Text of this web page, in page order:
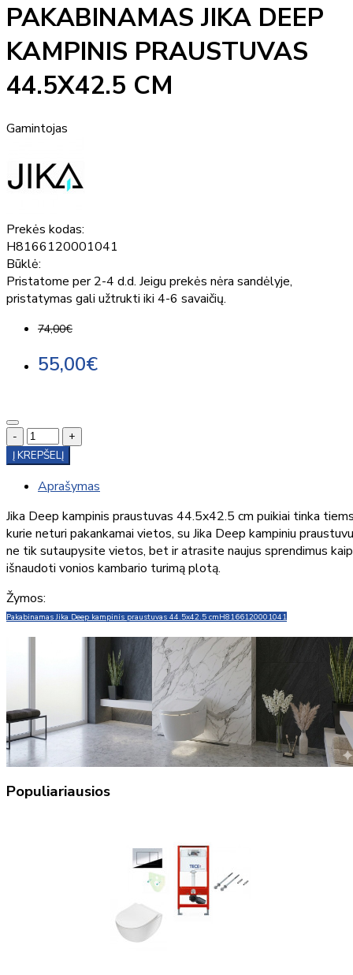
PAKABINAMAS JIKA DEEP
KAMPINIS PRAUSTUVAS
44.5X42.5 CM
Gamintojas
Prekės kodas:
H8166120001041
Būklė:
Pristatome per 2-4 d.d. Jeigu prekės nėra sandėlyje,
pristatymas gali užtrukti iki 4-6 savaičių.
74,00€
55,00€
-
+
Į KREPŠELĮ
Aprašymas
Jika Deep kampinis praustuvas 44.5x42.5 cm puikiai tinka
kurie neturi pakankamai vietos, su Jika Deep kampiniu praustuvu
ne tik sutaupysite vietos, bet ir atrasite naujus sprendimus kaip
išnaudoti vonios kambario turimą plotą.
Žymos:
Pakabinamas Jika Deep kampinis praustuvas 44.5x42.5 cmH8166120001041
Populiariausios